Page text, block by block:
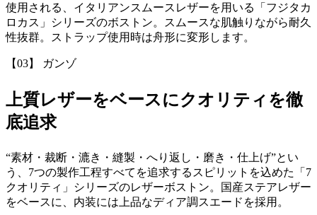
使用される、イタリアンスムースレザーを用いる「フジタカ
ロカス」シリーズのボストン。スムースな肌触りながら耐久
性抜群。ストラップ使用時は舟形に変形します。
【03】 ガンゾ
上質レザーをベースにクオリティを徹
底追求
“素材・裁断・漉き・縫製・へり返し・磨き・仕上げ”とい
う、7つの製作工程すべてを追求するスピリットを込めた「7
クオリティ」シリーズのレザーボストン。国産ステアレザー
をベースに、内装には上品なディア調スエードを採用。